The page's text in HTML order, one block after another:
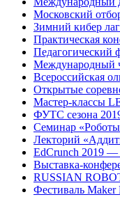
Московский
Зимний кибер
Практическая
Педагогический
Международный
Всероссийская
Открытые
Мастер-классы
ФУТС сезона
Семинар
Лекторий
EdCrunch 2019 —
Выставка-
RUSSIAN
Фестиваль Maker